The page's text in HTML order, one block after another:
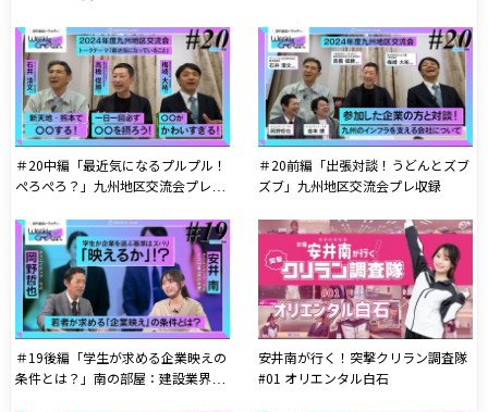
＃20中編「最近気になるプルプル！
ぺろぺろ？」九州地区交流会プレ収
＃20前編「出張対談！うどんとズブ
ズブ」九州地区交流会プレ収録
＃19後編「学生が求める企業映えの
条件とは？」南の部屋：建設業界の
安井南が行く！突撃クリラン調査隊
#01 オリエンタル白石